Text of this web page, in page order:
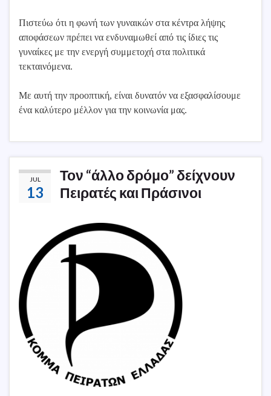
Πιστεύω ότι η φωνή των γυναικών στα κέντρα λήψης
αποφάσεων πρέπει να ενδυναμωθεί από τις ίδιες τις
γυναίκες με την ενεργή συμμετοχή στα πολιτικά
τεκταινόμενα.
Με αυτή την προοπτική, είναι δυνατόν να εξασφαλίσουμε
ένα καλύτερο μέλλον για την κοινωνία μας.
JUL
13
Τον “άλλο δρόμο” δείχνουν
Πειρατές και Πράσινοι